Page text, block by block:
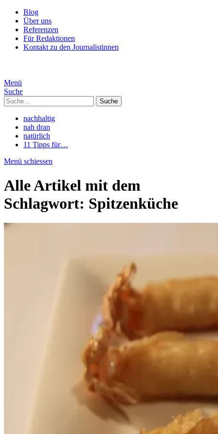
Blog
Über uns
Referenzen
Für Redaktionen
Kontakt zu den Journalistinnen
Menü
Suche
Suche
nachhaltig
nah dran
natürlich
11 Tipps für…
Menü schiessen
Alle Artikel mit dem
Schlagwort: Spitzenküche